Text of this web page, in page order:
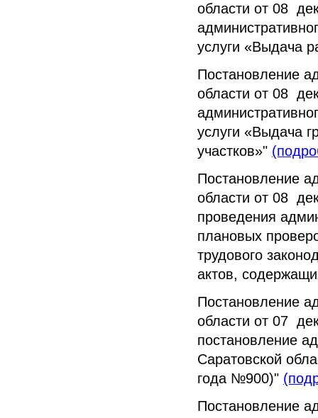
области от 08
услуги «Выдача
Постановление
области от 08
услуги «Выдача
участков»"
Постановление
области от 08
проведения
плановых
трудового
актов,
Постановление
области от 07
постановление
Саратовской
года №900)"
Постановление